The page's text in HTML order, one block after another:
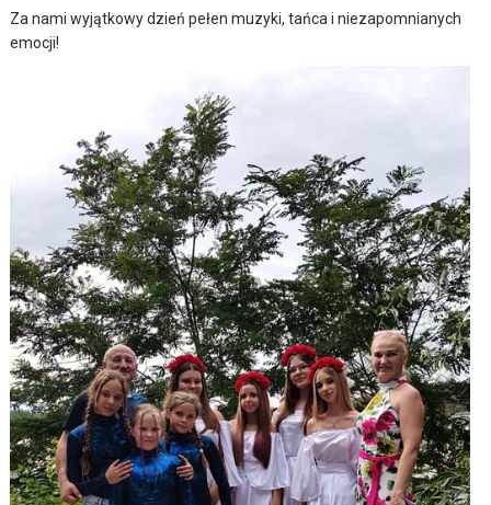
Za nami wyjątkowy dzień pełen muzyki, tańca i niezapomnianych
emocji!